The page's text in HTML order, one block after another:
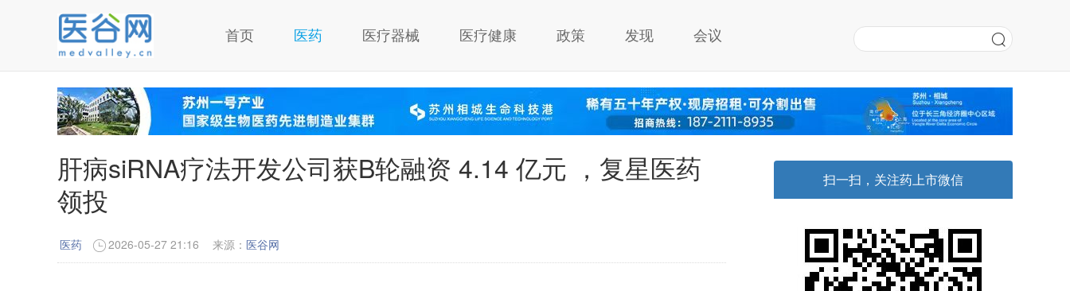
首页 医药 医疗器械 医疗健康 政策 发现 会议
肝病siRNA疗法开发公司获B轮融资 4.14 亿元 ，复星医药
领投
医药 2026-05-27 21:16 来源： 医谷网
扫一扫，关注药上市微信